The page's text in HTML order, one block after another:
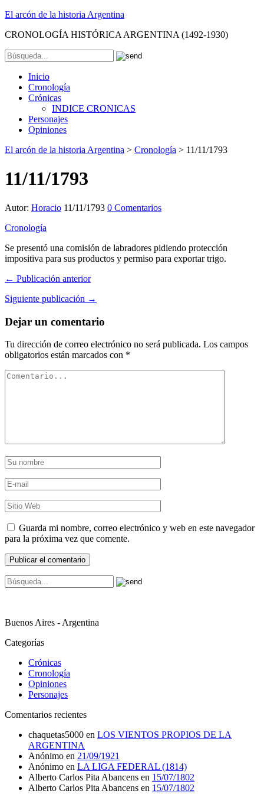
El arcón de la historia Argentina
CRONOLOGÍA HISTÓRICA ARGENTINA (1492-1930)
Inicio
Cronología
Crónicas
INDICE CRONICAS
Personajes
Opiniones
El arcón de la historia Argentina > Cronología > 11/11/1793
11/11/1793
Autor: Horacio 11/11/1793 0 Comentarios
Cronología
Se presentó una comisión de labradores pidiendo protección
impositiva para sus productos y permiso para exportar trigo.
← Publicación anterior
Siguiente publicación →
Dejar un comentario
Tu dirección de correo electrónico no será publicada. Los campos
obligatorios están marcados con *
Guarda mi nombre, correo electrónico y web en este navegador
para la próxima vez que comente.
Buenos Aires - Argentina
Categorías
Crónicas
Cronología
Opiniones
Personajes
Comentarios recientes
chaquetas5000 en LOS VIENTOS PROPIOS DE LA
ARGENTINA
Anónimo en 21/09/1921
Anónimo en LA LIGA FEDERAL (1814)
Alberto Carlos Pita Abancens en 15/07/1802
Alberto Carlos Pita Abancens en 15/07/1802